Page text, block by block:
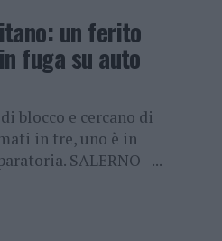
un ferito
fuga su auto
blocco e cercano di
in tre, uno è in
SALERNO –...